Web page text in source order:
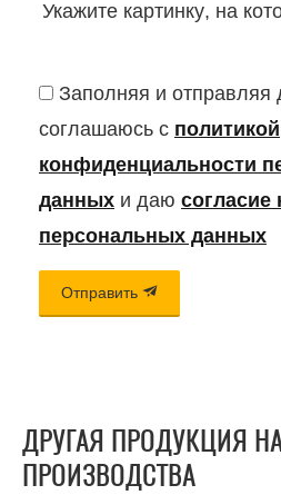
Укажите картинку, на
Заполняя и
соглашаюсь с политикой
конфиденциальности
данных и даю согласие
персональных данных
Отправить
ДРУГАЯ ПРОДУКЦИЯ
ПРОИЗВОДСТВА